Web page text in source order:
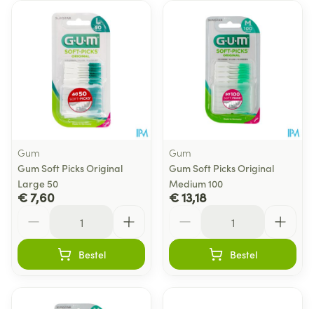
Gum
Gum Soft Picks Original
Large 50
€ 7,60
Bestel
Gum
Gum Soft Picks Original
Medium 100
€ 13,18
Bestel